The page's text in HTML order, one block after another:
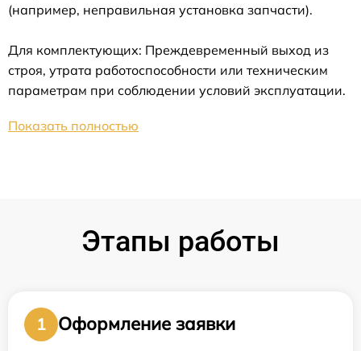
(например, неправильная установка запчасти).
Для комплектующих: Преждевременный выход из
строя, утрата работоспособности или техническим
параметрам при соблюдении условий эксплуатации.
Показать полностью
Этапы работы
1 Оформление заявки